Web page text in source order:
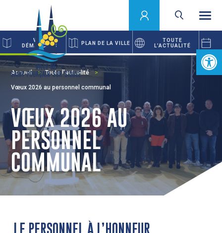
Ouvrir
VOS
DÉMARCHES
PLAN DE LA VILLE
TOUTE
L’ACTUALITÉ
Accueil Toute l’actualité
Vœux 2026 au personnel communal
VŒUX 2026 AU
PERSONNEL
COMMUNAL
LE PERSONNEL À L’HONNEUR